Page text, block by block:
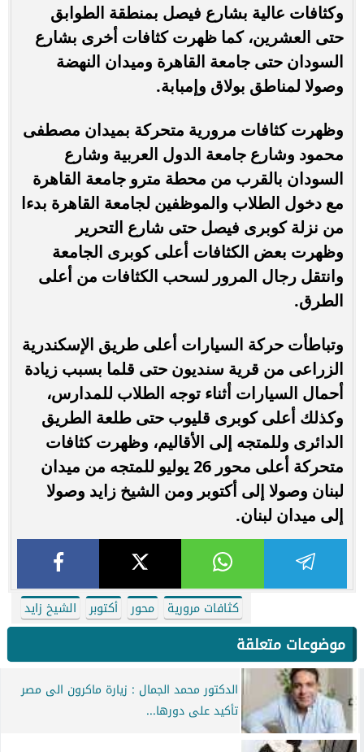
وكثافات عالية بشارع فيصل بمنطقة الطوابق
حتى العشرين، كما ظهرت كثافات أخرى بشارع
السودان حتى جامعة القاهرة وميدان النهضة
وصولا لمناطق بولاق وإمبابة.
وظهرت كثافات مرورية متحركة بميدان مصطفى
محمود وشارع جامعة الدول العربية وشارع
السودان بالقرب من محطة مترو جامعة القاهرة
مع دخول الطلاب والموظفين لجامعة القاهرة بدءا
من نزلة كوبرى فيصل حتى شارع التحرير
وظهرت بعض الكثافات أعلى كوبرى الجامعة
وانتقل رجال المرور لسحب الكثافات من أعلى
الطرق.
وتباطأت حركة السيارات أعلى طريق الإسكندرية
الزراعى من قرية سنديون حتى قلما بسبب زيادة
أحمال السيارات أثناء توجه الطلاب للمدارس،
وكذلك أعلى كوبرى قليوب حتى طلعة الطريق
الدائرى وللمتجه إلى الأقاليم، وظهرت كثافات
متحركة أعلى محور 26 يوليو للمتجه من ميدان
لبنان وصولا إلى أكتوبر ومن الشيخ زايد وصولا
إلى ميدان لبنان.
كثافات مرورية محور أكتوبر الشيخ زايد
موضوعات متعلقة
الدكتور محمد الجمال : زيارة ماكرون الى مصر
تأكيد على دورها...